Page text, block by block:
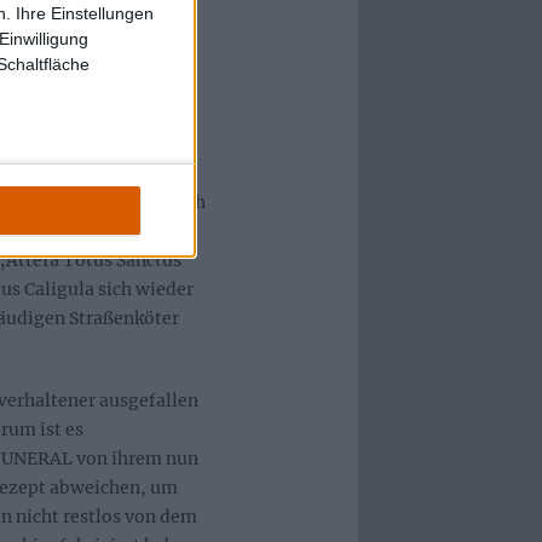
Ihre Einstellungen
„My Latex Queen“
DARK FUNERALs
nicht zu übel nach
klingen). Der Gesang
Totus Sanctus“
Caligula sich wieder
Straßenköter
ausgefallen
ist es
von ihrem nun
abweichen, um
nicht restlos von dem